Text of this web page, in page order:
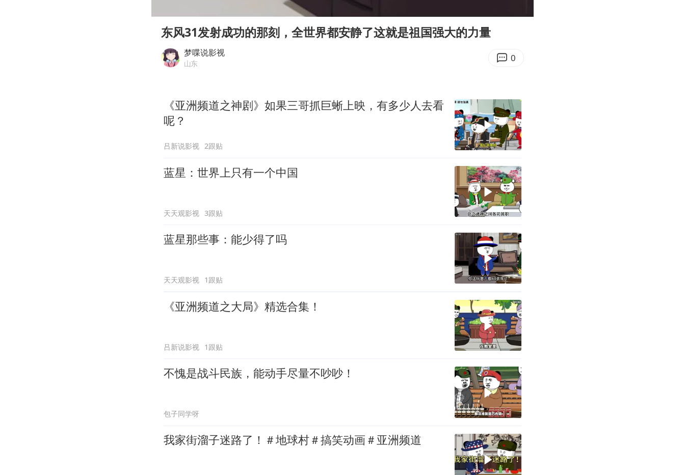
美媒称美国想用战术核武器对抗中俄
中国稀土盘中涨停
女子开一天一夜空调后二氧化碳中毒
东风31发射成功的那刻，全世界都安静了这就是祖国强大的力量
梦喋说影视
山东 0
《亚洲频道之神剧》如果三哥抓巨蜥上映，有多少人去看
呢？
吕新说影视 2跟贴
蓝星：世界上只有一个中国
天天观影视 3跟贴
蓝星那些事：能少得了吗
天天观影视 1跟贴
《亚洲频道之大局》精选合集！
吕新说影视 1跟贴
不愧是战斗民族，能动手尽量不吵吵！
包子同学呀
我家街溜子迷路了！＃地球村＃搞笑动画＃亚洲频道